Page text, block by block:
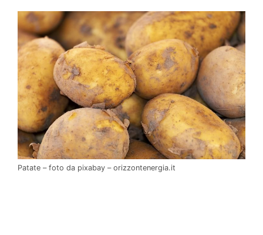
Patate – foto da pixabay – orizzontenergia.it